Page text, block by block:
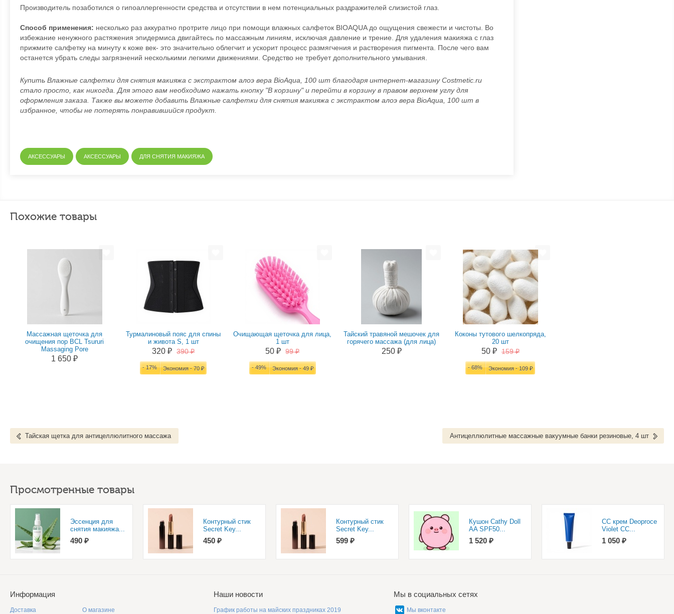
Производитель позаботился о гипоаллергенности средства и отсутствии в нем потенциальных раздражителей слизистой глаз.
Способ применения: несколько раз аккуратно протрите лицо при помощи влажных салфеток BIOAQUA до ощущения свежести и чистоты. Во
избежание ненужного растяжения эпидермиса двигайтесь по массажным линиям, исключая давление и трение. Для удаления макияжа с глаз
прижмите салфетку на минуту к коже век- это значительно облегчит и ускорит процесс размягчения и растворения пигмента. После чего вам
останется убрать следы загрязнений несколькими легкими движениями. Средство не требует дополнительного умывания.
Купить Влажные салфетки для снятия макияжа с экстрактом алоэ вера BioAqua, 100 шт благодаря интернет-магазину Costmetic.ru
стало просто, как никогда. Для этого вам необходимо нажать кнопку "В корзину" и перейти в корзину в правом верхнем углу для
оформления заказа. Также вы можете добавить Влажные салфетки для снятия макияжа с экстрактом алоэ вера BioAqua, 100 шт в
избранное, чтобы не потерять понравившийся продукт.
АКСЕССУАРЫ АКСЕССУАРЫ ДЛЯ СНЯТИЯ МАКИЯЖА
Похожие товары
Массажная щеточка для
очищения пор BCL Tsururi
Massaging Pore
1 650 ₽
Турмалиновый пояс для спины
и живота S, 1 шт
320 ₽ 390 ₽
- 17% Экономия - 70 ₽
Очищающая щеточка для лица,
1 шт
50 ₽ 99 ₽
- 49% Экономия - 49 ₽
Тайский травяной мешочек для
горячего массажа (для лица)
250 ₽
Коконы тутового шелкопряда,
20 шт
50 ₽ 159 ₽
- 68% Экономия - 109 ₽
Тайская щетка для антицеллюлитного массажа Антицеллюлитные массажные вакуумные банки резиновые, 4 шт
Просмотренные товары
Эссенция для
снятия макияжа...
490 ₽
Контурный стик
Secret Key...
450 ₽
Контурный стик
Secret Key...
599 ₽
Кушон Cathy Doll
AA SPF50...
1 520 ₽
CC крем Deoproce
Violet CC...
1 050 ₽
Информация
Доставка О магазине
Наши новости
График работы на майских праздниках 2019
Мы в социальных сетях
Мы вконтакте